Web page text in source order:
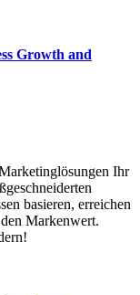
Growth and
Ihr
basieren, erreichen
Markenwert.